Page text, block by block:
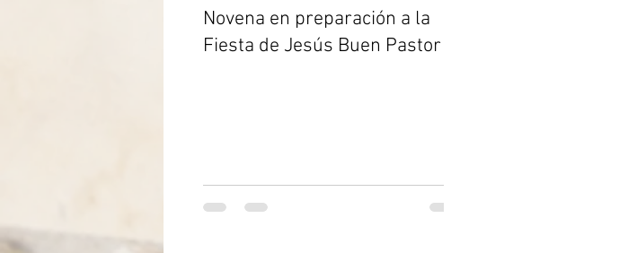
Novena en preparación a la
Fiesta de Jesús Buen Pastor